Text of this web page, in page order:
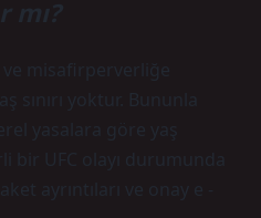
mı?
ve misafirperverliğe
sınırı yoktur. Bununla
yasalara göre yaş
bir UFC olayı durumunda
ayrıntıları ve onay e -